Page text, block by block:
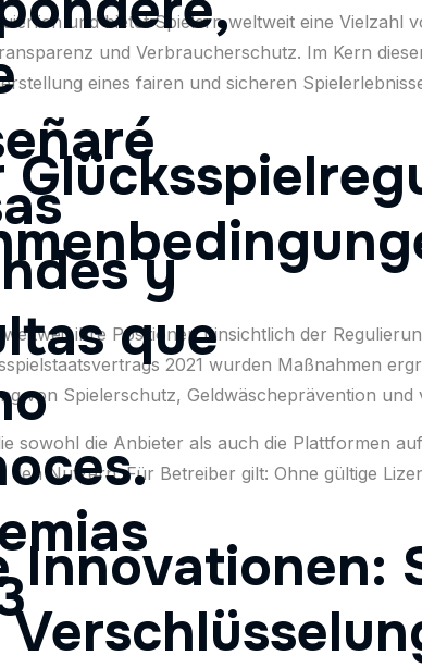
y
que
und bietet Spielern weltweit eine Vielzahl
und Verbraucherschutz. Im Kern
eines fairen und sicheren
ihre Positionen hinsichtlich der
2021 wurden Maßnahmen
von Spielerschutz, Geldwäscheprävention
sowohl die Anbieter als auch die Plattformen
Nutzern. Für Betreiber gilt: Ohne gültige
Innovationen: